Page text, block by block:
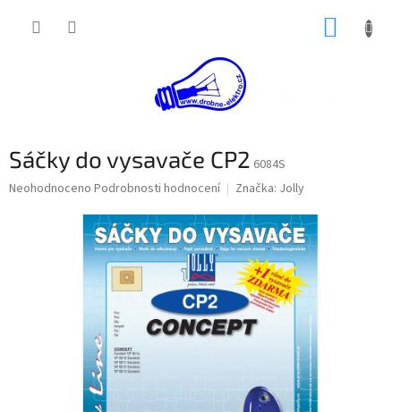
Sáčky do vysavače CP2 6084S
Průměrné
Neohodnoceno Podrobnosti hodnocení Značka: Jolly